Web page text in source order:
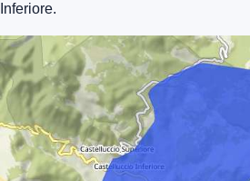
Inferiore.